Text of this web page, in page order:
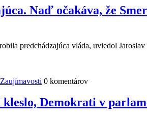
Naď očakáva, že
predchádzajúca vláda, uviedol
Zaujímavosti 0 komentárov
Demokrati v